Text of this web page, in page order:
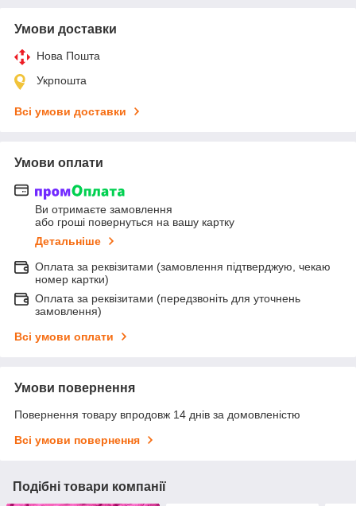
Умови доставки
Нова Пошта
Укрпошта
Всі умови доставки
Умови оплати
Ви отримаєте замовлення
або гроші повернуться на вашу картку
Детальніше
Оплата за реквізитами (замовлення підтверджую, чекаю
номер картки)
Оплата за реквізитами (передзвоніть для уточнень
замовлення)
Всі умови оплати
Умови повернення
Повернення товару впродовж 14 днів за домовленістю
Всі умови повернення
Подібні товари компанії